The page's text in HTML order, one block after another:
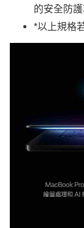
的安全防
*以上規格